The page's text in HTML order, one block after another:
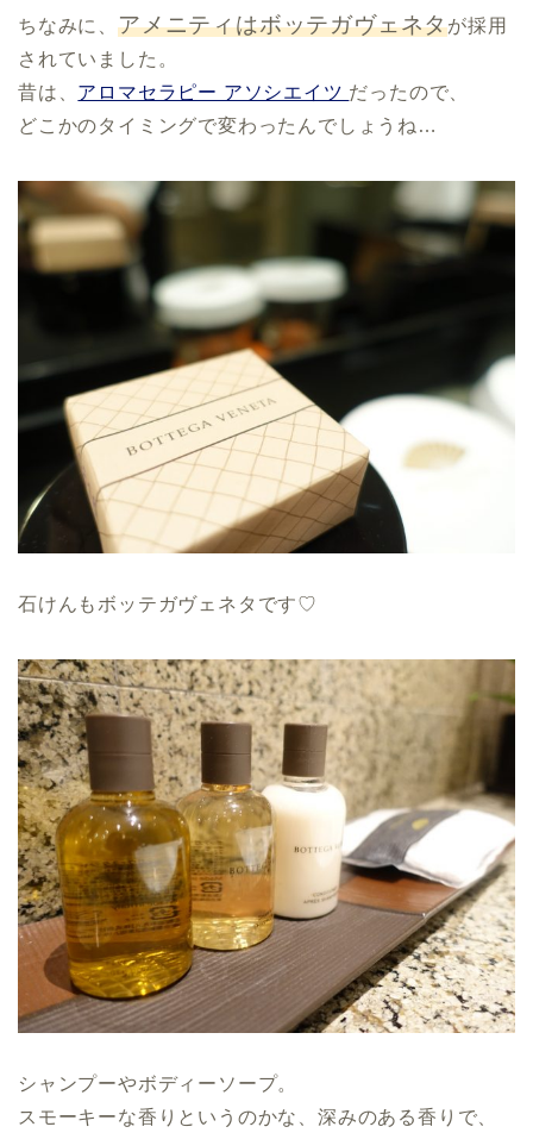
ちなみに、 アメニティはボッテガヴェネタが採用
されていました。
昔は、 アロマセラピー アソシエイツ だったので、
どこかのタイミングで変わったんでしょうね…
石けんもボッテガヴェネタです♡
シャンプーやボディーソープ。
スモーキーな香りというのかな、深みのある香りで、